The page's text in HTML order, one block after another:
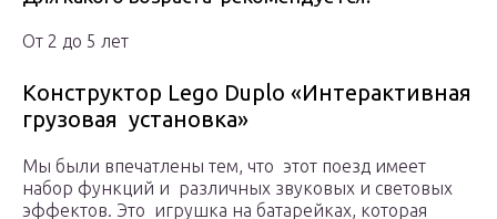
От 2 до 5 лет
Конструктор Lego Duplo «Интерактивная
грузовая установка»
Мы были впечатлены тем, что этот поезд имеет
набор функций и различных звуковых и световых
эффектов. Это игрушка на батарейках, которая